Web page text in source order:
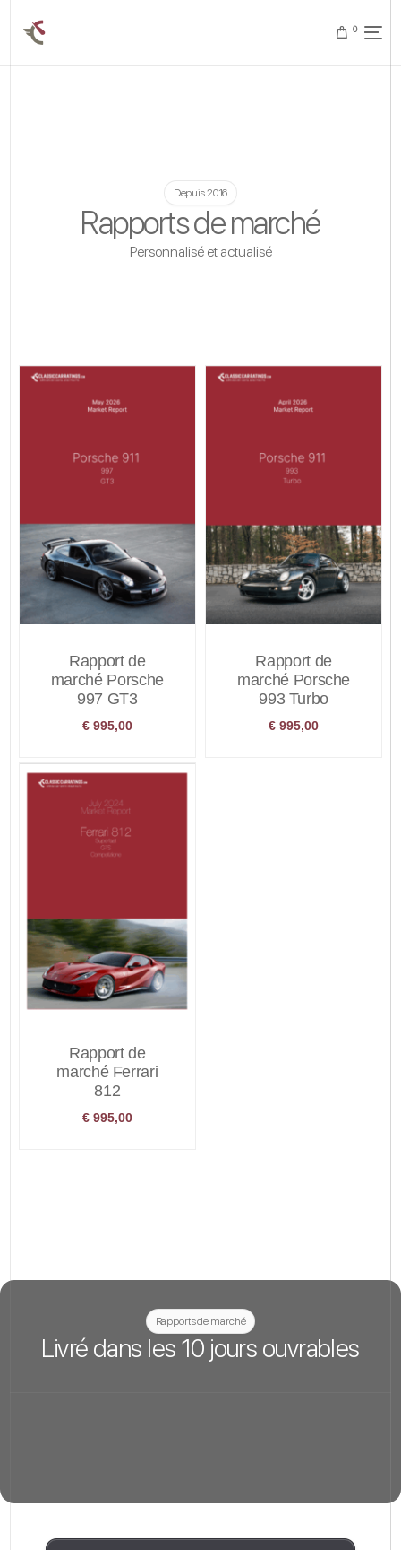
0
Depuis 2016
Rapports de marché
Personnalisé et actualisé
Rapport de
marché Porsche
997 GT3
€995,00
Rapport de
marché Porsche
993 Turbo
€ 995,00
Rapport de
marché Ferrari
812
€995,00
Rapports de marché
Livré dans les 10 jours ouvrables